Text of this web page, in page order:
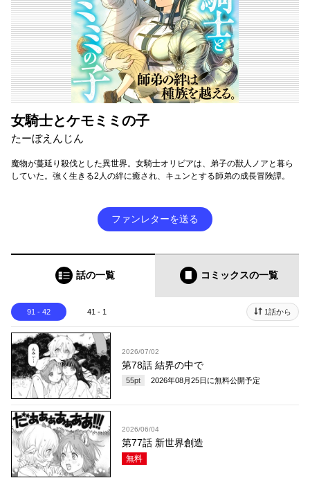
女騎士とケモミミの子
たーぼえんじん
魔物が蔓延り殺伐とした異世界。女騎士オリビアは、弟子の獣人ノアと暮ら
していた。強く生きる2人の絆に癒され、キュンとする師弟の成長冒険譚。
ファンレターを送る
話の一覧 コミックスの一覧
91 - 42 41 - 1 1話から
2026/07/02
第78話 結界の中で
55pt 2026年08月25日 に無料公開予定
2026/06/04
第77話 新世界創造
無料